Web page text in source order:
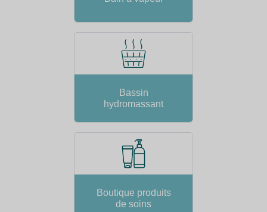
Bassin
hydromassant
Boutique produits
de soins